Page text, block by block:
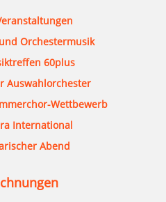
Orchestermusik
60plus
Auswahlorchester
Wettbewerb
International
Abend